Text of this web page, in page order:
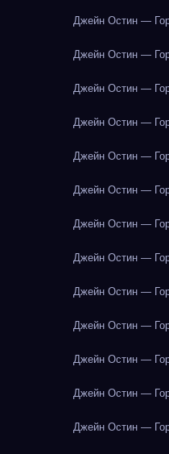
Джейн Остин —
Джейн Остин —
Джейн Остин —
Джейн Остин —
Джейн Остин —
Джейн Остин —
Джейн Остин —
Джейн Остин —
Джейн Остин —
Джейн Остин —
Джейн Остин —
Джейн Остин —
Джейн Остин —